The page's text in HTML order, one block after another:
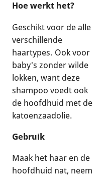
Hoe werkt het?
Geschikt voor de alle
verschillende
haartypes. Ook voor
baby's zonder wilde
lokken, want deze
shampoo voedt ook
de hoofdhuid met de
katoenzaadolie.
Gebruik
Maak het haar en de
hoofdhuid nat, neem